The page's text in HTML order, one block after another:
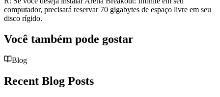
computador, precisará reservar 70 gigabytes de espaço livre em seu
disco rígido.
Você também pode gostar
Blog
Recent Blog Posts